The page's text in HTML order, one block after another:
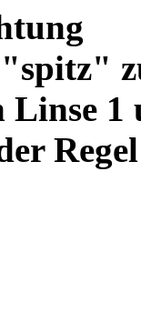
Linse
Regel